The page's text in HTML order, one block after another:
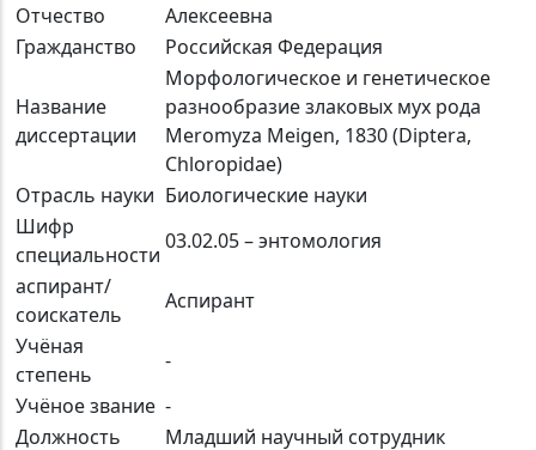
Отчество
Алексеевна
Гражданство
Российская Федерация
Название
диссертации
Морфологическое и генетическое
разнообразие злаковых мух рода
Meromyza Meigen, 1830 (Diptera,
Chloropidae)
Отрасль науки Биологические науки
Шифр
специальности
03.02.05 – энтомология
аспирант/
соискатель
Аспирант
Учёная
степень
-
Учёное звание -
Должность
Младший научный сотрудник